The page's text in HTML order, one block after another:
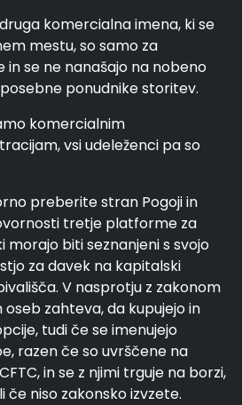
komercialna imena, ki se
mestu, so samo za
se ne nanašajo na nobeno
ponudnike storitev.
komercialnim
vsi udeleženci pa so
preberite stran Pogoji in
tretje platforme za
morajo biti seznanjeni s svojo
za davek na kapitalski
V nasprotju z zakonom
oseb zahteva, da kupujejo in
tudi če se imenujejo
razen če so uvrščene na
in se z njimi trguje na borzi,
če niso zakonsko izvzete.